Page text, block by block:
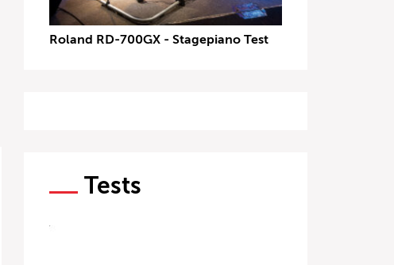
Roland RD-700GX - Stagepiano Test
Tests